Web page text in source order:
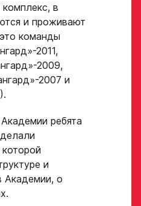
в
и проживают
команды
2011,
2009,
2007 и
ребята
и
Академии, о
Вес игрока
Амплуа игрока
Ссылка на профиль
игрока на сайте r-
hockey или trackhockey
Обращаем внимание: опыт